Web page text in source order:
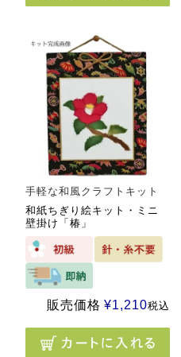
手軽な和風クラフトキット
和紙ちぎり絵キット・ミニ
壁掛け「椿」
販売価格 ¥1,210税込